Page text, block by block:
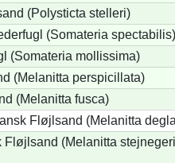
(Polysticta stelleri)
(Somateria spectabilis)
(Somateria mollissima)
(Melanitta perspicillata)
(Melanitta fusca)
Fløjlsand (Melanitta
Fløjlsand (Melanitta